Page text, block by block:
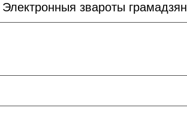
Электронныя звароты грамадзян